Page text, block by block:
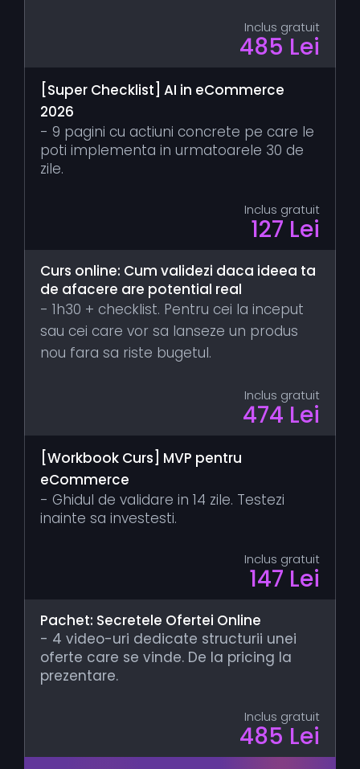
Inclus gratuit
485 Lei
[Super Checklist] AI in eCommerce
2026
- 9 pagini cu actiuni concrete pe care le
poti implementa in urmatoarele 30 de
zile.
Inclus gratuit
127 Lei
Curs online: Cum validezi daca ideea ta
de afacere are potential real
- 1h30 + checklist. Pentru cei la inceput
sau cei care vor sa lanseze un produs
nou fara sa riste bugetul.
Inclus gratuit
474 Lei
[Workbook Curs] MVP pentru
eCommerce
- Ghidul de validare in 14 zile. Testezi
inainte sa investesti.
Inclus gratuit
147 Lei
Pachet: Secretele Ofertei Online
- 4 video-uri dedicate structurii unei
oferte care se vinde. De la pricing la
prezentare.
Inclus gratuit
485 Lei